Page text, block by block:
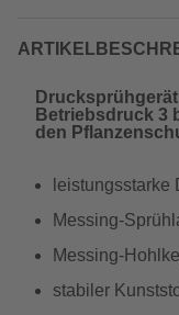
Betriebsdruck 3
den
leistungsstarke
Messing-
Messing-
stabiler